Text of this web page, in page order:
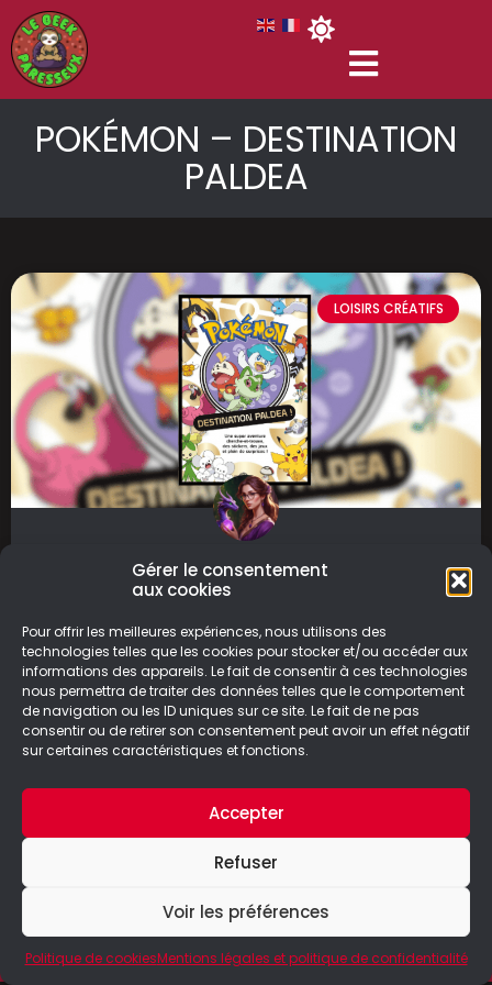
Gérer le consentement
aux cookies
Pour offrir les meilleures expériences, nous utilisons des
technologies telles que les cookies pour stocker et/ou accéder aux
informations des appareils. Le fait de consentir à ces technologies
nous permettra de traiter des données telles que le comportement
de navigation ou les ID uniques sur ce site. Le fait de ne pas
consentir ou de retirer son consentement peut avoir un effet négatif
sur certaines caractéristiques et fonctions.
Accepter
Refuser
Voir les préférences
Politique de cookiesMentions légales et politique de confidentialité
POKÉMON – DESTINATION
PALDEA
LOISIRS CRÉATIFS
Pokémon – Destination
Paldea
Pokémon – Destination Paldea est un ouvrage
sorti le 10 octobre, édité par le Dragon d’Or. Ce
beau livre à
LIRE LA SUITE
Mentions légales & Politique de
confidentialité